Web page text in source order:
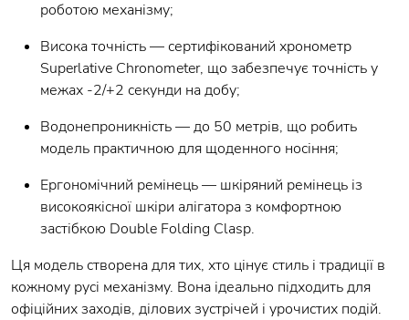
роботою механізму;
Висока точність — сертифікований хронометр
Superlative Chronometer, що забезпечує точність у
межах -2/+2 секунди на добу;
Водонепроникність — до 50 метрів, що робить
модель практичною для щоденного носіння;
Ергономічний ремінець — шкіряний ремінець із
високоякісної шкіри алігатора з комфортною
застібкою Double Folding Clasp.
Ця модель створена для тих, хто цінує стиль і традиції в
кожному русі механізму. Вона ідеально підходить для
офіційних заходів, ділових зустрічей і урочистих подій.